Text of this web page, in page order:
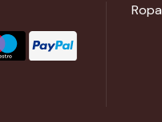
Ropa